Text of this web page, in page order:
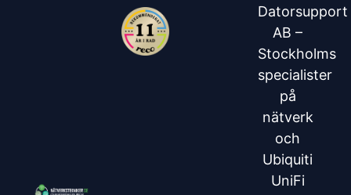
Datorsupport
AB –
Stockholms
specialister
på
nätverk
och
Ubiquiti
UniFi